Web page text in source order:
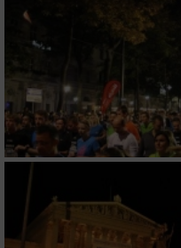
Partnerliste anzeigen (1
Wir nutzen Ihre Daten für folgende
Speichern von oder
auf einem Endgerät
Verwendung reduzierter
von Werbeanzeigen
Erstellung von Profilen
Werbung